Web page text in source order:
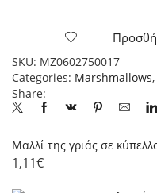
ποσότητα
SKU: ΜΖ0602750017
Categories: Marshmallows,
Share:
Μαλλί της γριάς σε
1,11€